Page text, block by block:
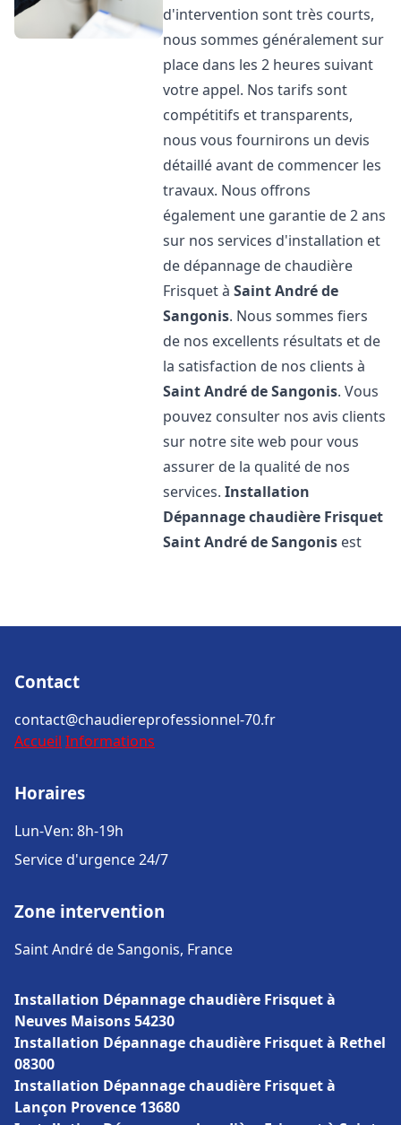
d'intervention sont très courts,
nous sommes généralement sur
place dans les 2 heures suivant
votre appel. Nos tarifs sont
compétitifs et transparents,
nous vous fournirons un devis
détaillé avant de commencer les
travaux. Nous offrons
également une garantie de 2 ans
sur nos services d'installation et
de dépannage de chaudière
Frisquet àSaint André de
Sangonis. Nous sommes fiers
de nos excellents résultats et de
la satisfaction de nos clients à
Saint André de Sangonis. Vous
pouvez consulter nos avis clients
sur notre site web pour vous
assurer de la qualité de nos
services.Installation
Dépannage chaudière Frisquet
Saint André de Sangonis est
Contact
contact@chaudiereprofessionnel-70.fr
Accueil Informations
Horaires
Lun-Ven: 8h-19h
Service d'urgence 24/7
Zone intervention
Saint André de Sangonis, France
Installation Dépannage chaudière Frisquet à
Neuves Maisons 54230
Installation Dépannage chaudière Frisquet à Rethel
08300
Installation Dépannage chaudière Frisquet à
Lançon Provence 13680